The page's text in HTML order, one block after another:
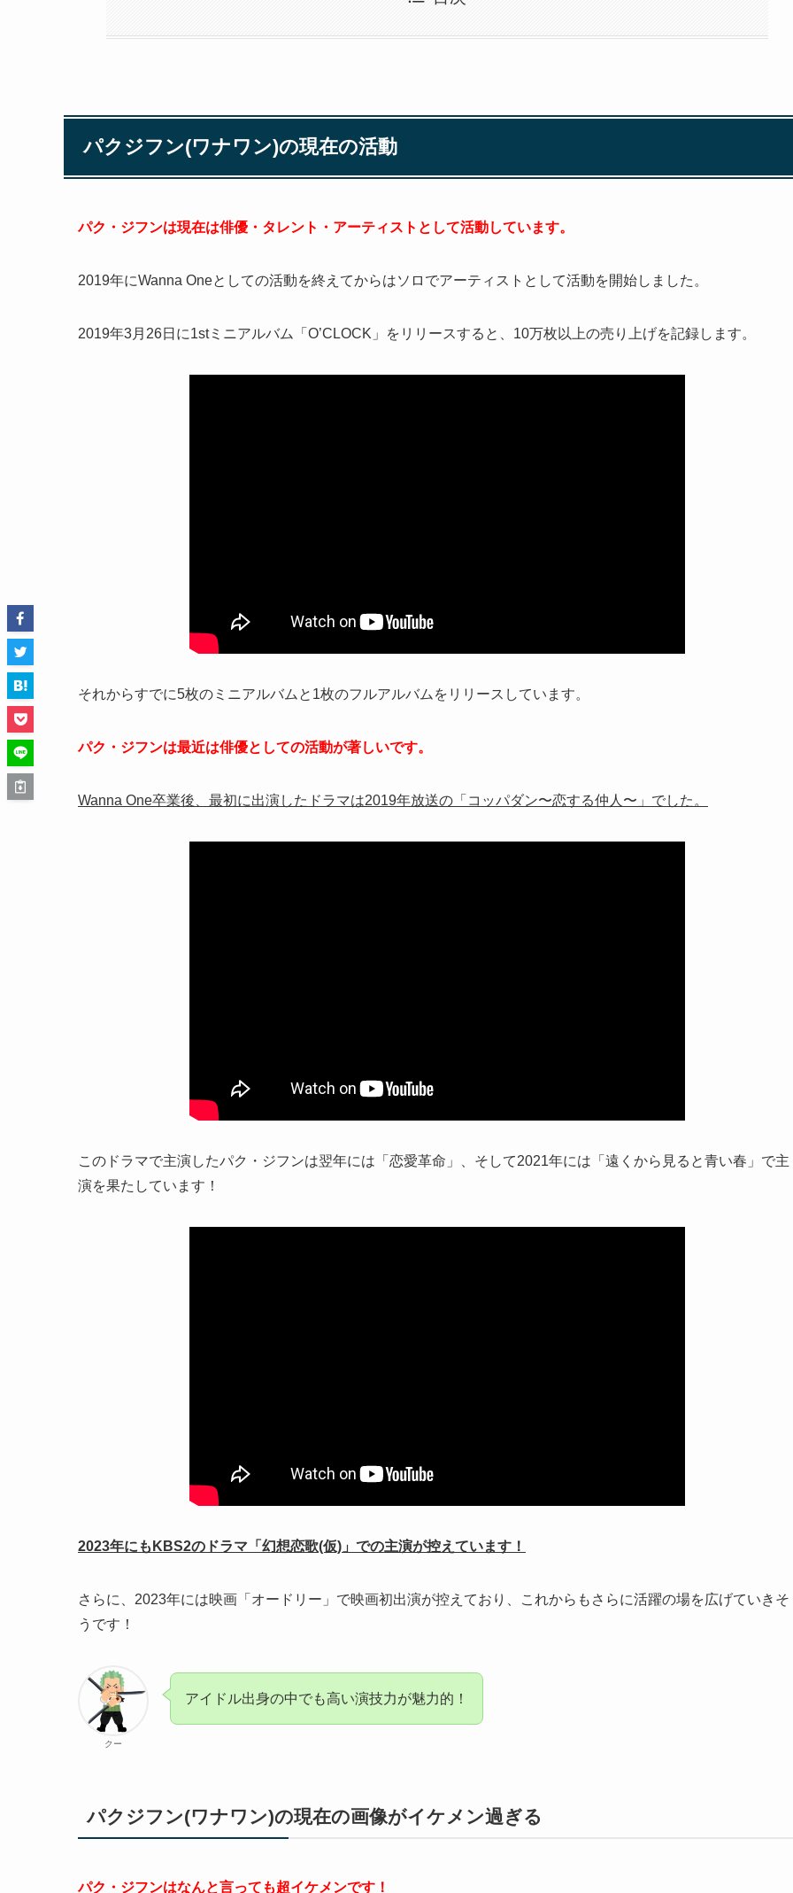
パクジフン(ワナワン)の現在の活動
パク・ジフンは現在は俳優・タレント・アーティストとして活動しています。
2019年にWanna Oneとしての活動を終えてからはソロでアーティストとして活動を開始しました。
2019年3月26日に1stミニアルバム「O’CLOCK」をリリースすると、10万枚以上の売り上げを記録します。
それからすでに5枚のミニアルバムと1枚のフルアルバムをリリースしています。
パク・ジフンは最近は俳優としての活動が著しいです。
Wanna One卒業後、最初に出演したドラマは2019年放送の「コッパダン〜恋する仲人〜」でした。
このドラマで主演したパク・ジフンは翌年には「恋愛革命」、そして2021年には「遠くから見ると青い春」で主
演を果たしています！
2023年にもKBS2のドラマ「幻想恋歌(仮)」での主演が控えています！
さらに、2023年には映画「オードリー」で映画初出演が控えており、これからもさらに活躍の場を広げていきそ
うです！
クー
アイドル出身の中でも高い演技力が魅力的！
パクジフン(ワナワン)の現在の画像がイケメン過ぎる
パク・ジフンはなんと言っても超イケメンです！